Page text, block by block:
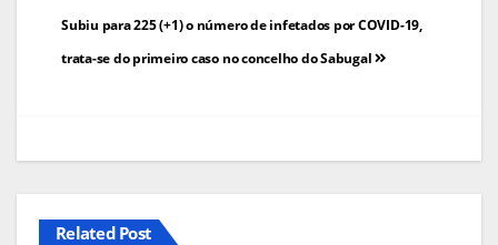
Navegação
de
Subiu para 225 (+1) o número de infetados por COVID-19,
trata-se do primeiro caso no concelho do Sabugal
Related Post